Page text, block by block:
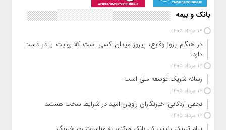
بانک و بیمه
17 مرداد 1405
در هنگام بروز وقایع، پیروز میدان کسی است که روایت را در دست
دارد!
17 مرداد 1405
رسانه شریک توسعه ملی است
17 مرداد 1405
نجفی اردکانی: خبرنگاران راویان امید در شرایط سخت هستند
17 مرداد 1405